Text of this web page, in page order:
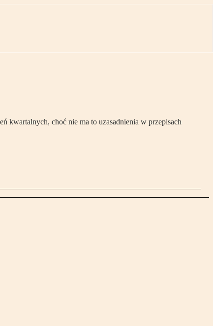
kwartalnych, choć nie ma to uzasadnienia w przepisach